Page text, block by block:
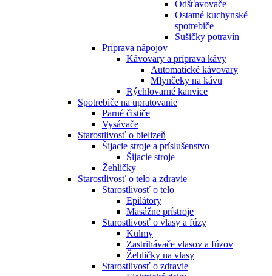
Odšťavovače
Ostatné kuchynské
spotrebiče
Sušičky potravín
Príprava nápojov
Kávovary a príprava kávy
Automatické kávovary
Mlynčeky na kávu
Rýchlovarné kanvice
Spotrebiče na upratovanie
Parné čističe
Vysávače
Starostlivosť o bielizeň
Šijacie stroje a príslušenstvo
Šijacie stroje
Žehličky
Starostlivosť o telo a zdravie
Starostlivosť o telo
Epilátory
Masážne prístroje
Starostlivosť o vlasy a fúzy
Kulmy
Zastrihávače vlasov a fúzov
Žehličky na vlasy
Starostlivosť o zdravie